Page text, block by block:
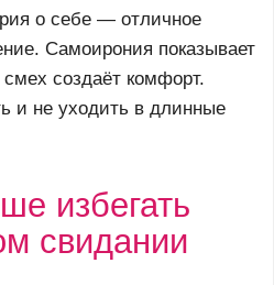
о себе — отличное
Самоирония показывает
создаёт комфорт.
и не уходить в длинные
избегать
свидании